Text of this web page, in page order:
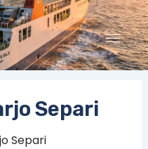
Separi
Separi